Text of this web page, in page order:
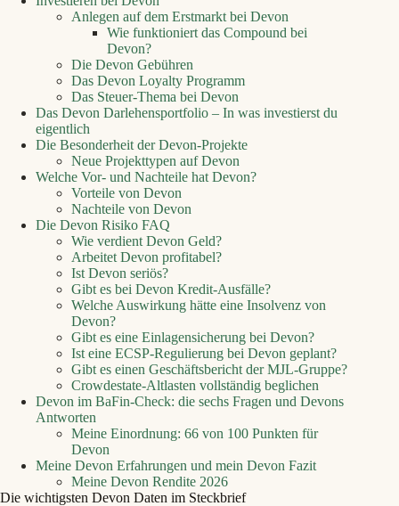
Anlegen auf dem Erstmarkt bei Devon
Wie funktioniert das Compound bei
Devon?
Die Devon Gebühren
Das Devon Loyalty Programm
Das Steuer-Thema bei Devon
Das Devon Darlehensportfolio – In was investierst du
eigentlich
Die Besonderheit der Devon‑Projekte
Neue Projekttypen auf Devon
Welche Vor- und Nachteile hat Devon?
Vorteile von Devon
Nachteile von Devon
Die Devon Risiko FAQ
Wie verdient Devon Geld?
Arbeitet Devon profitabel?
Ist Devon seriös?
Gibt es bei Devon Kredit-Ausfälle?
Welche Auswirkung hätte eine Insolvenz von
Devon?
Gibt es eine Einlagensicherung bei Devon?
Ist eine ECSP-Regulierung bei Devon geplant?
Gibt es einen Geschäftsbericht der MJL-Gruppe?
Crowdestate-Altlasten vollständig beglichen
Devon im BaFin-Check: die sechs Fragen und Devons
Antworten
Meine Einordnung: 66 von 100 Punkten für
Devon
Meine Devon Erfahrungen und mein Devon Fazit
Meine Devon Rendite 2026
Die wichtigsten Devon Daten im Steckbrief